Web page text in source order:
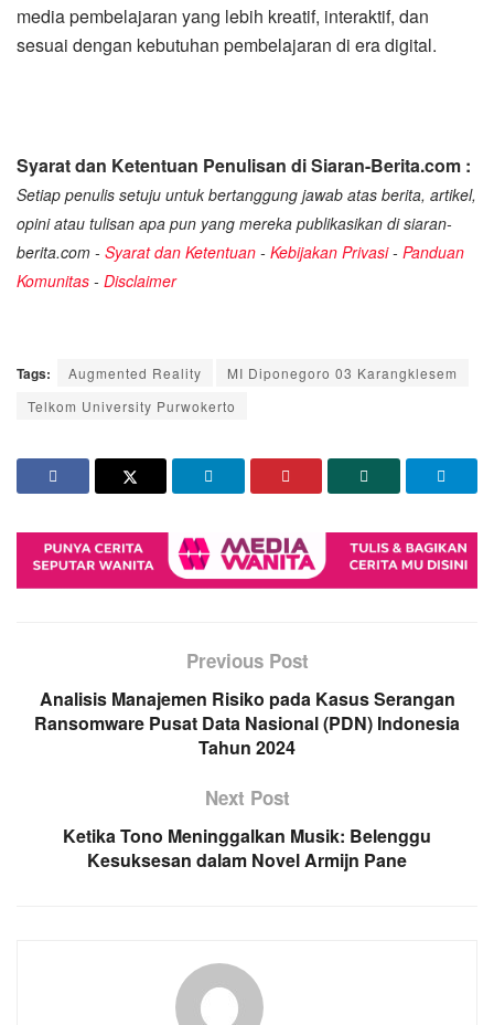
media pembelajaran yang lebih kreatif, interaktif, dan
sesuai dengan kebutuhan pembelajaran di era digital.
Syarat dan Ketentuan Penulisan di Siaran-Berita.com :
Setiap penulis setuju untuk bertanggung jawab atas berita, artikel,
opini atau tulisan apa pun yang mereka publikasikan di siaran-
berita.com - Syarat dan Ketentuan - Kebijakan Privasi- Panduan
Komunitas - Disclaimer
Tags: Augmented Reality
MI Diponegoro 03 Karangklesem
Telkom University Purwokerto
Previous Post
Analisis Manajemen Risiko pada Kasus Serangan
Ransomware Pusat Data Nasional (PDN) Indonesia
Tahun 2024
Next Post
Ketika Tono Meninggalkan Musik: Belenggu
Kesuksesan dalam Novel Armijn Pane